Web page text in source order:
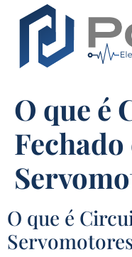
O que é
Fechado
O que é